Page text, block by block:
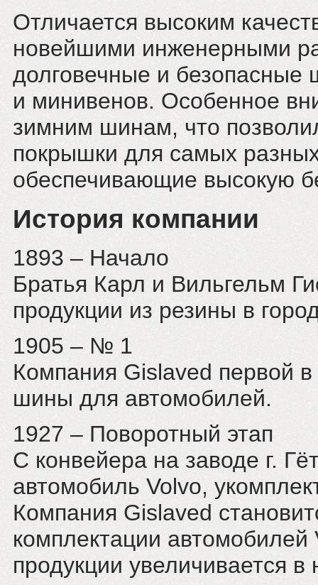
Отличается высоким
новейшими инженерными
долговечные и
и минивенов. Особенное
зимним шинам, что
покрышки для самых
обеспечивающие высокую
История компании
1893 – Начало
Братья Карл и Вильгельм
продукции из резины в
1905 – № 1
Компания Gislaved первой
шины для автомобилей.
1927 – Поворотный этап
С конвейера на заводе г.
автомобиль Volvo,
Компания Gislaved
комплектации
продукции увеличивается в